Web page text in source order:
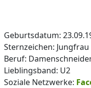
Geburtsdatum:
Sternzeichen: Jungfrau
Beruf:
Lieblingsband: U2
Soziale Netzwerke: